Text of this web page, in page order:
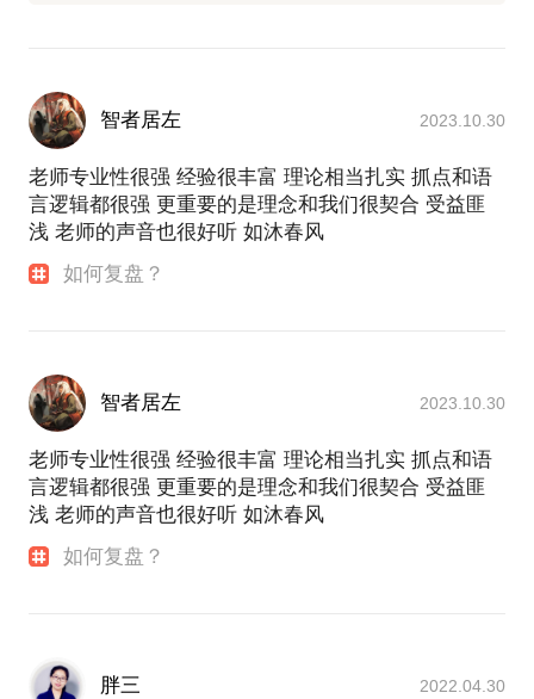
智者居左 2023.10.30
老师专业性很强 经验很丰富 理论相当扎实 抓点和语
言逻辑都很强 更重要的是理念和我们很契合 受益匪
浅 老师的声音也很好听 如沐春风
如何复盘？
智者居左 2023.10.30
老师专业性很强 经验很丰富 理论相当扎实 抓点和语
言逻辑都很强 更重要的是理念和我们很契合 受益匪
浅 老师的声音也很好听 如沐春风
如何复盘？
胖三 2022.04.30